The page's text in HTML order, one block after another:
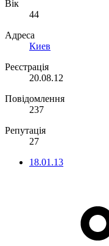
Вік
44
Адреса
Киев
Реєстрація
20.08.12
Повідомлення
237
Репутація
27
18.01.13